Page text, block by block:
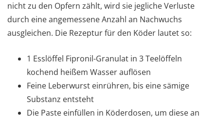
nicht zu den Opfern zählt, wird sie jegliche Verluste
durch eine angemessene Anzahl an Nachwuchs
ausgleichen. Die Rezeptur für den Köder lautet so:
1 Esslöffel Fipronil-Granulat in 3 Teelöffeln
kochend heißem Wasser auflösen
Feine Leberwurst einrühren, bis eine sämige
Substanz entsteht
Die Paste einfüllen in Köderdosen, um diese an